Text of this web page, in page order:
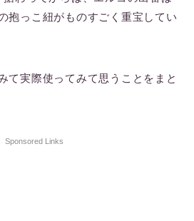
抱っこ紐がものすごく重宝してい
て実際使ってみて思うことをまと
Sponsored Links